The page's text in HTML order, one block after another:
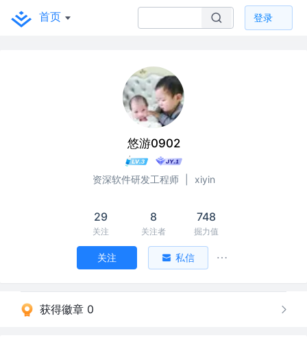
首页 登录
悠游0902
资深软件研发工程师 xiyin
29
关注
8
关注者
748
掘力值
关注 私信
获得徽章 0